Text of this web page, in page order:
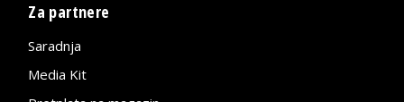
Za partnere
Saradnja
Media Kit